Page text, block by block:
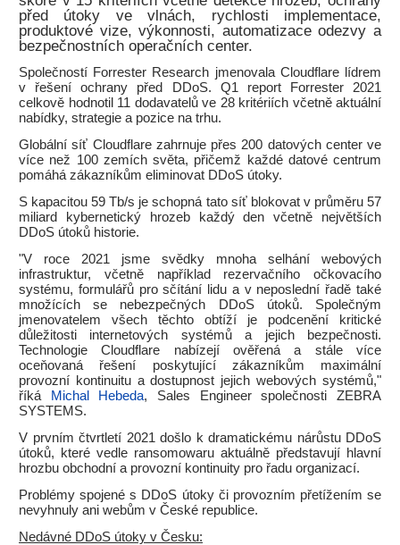
před útoky ve vlnách, rychlosti implementace,
produktové vize, výkonnosti, automatizace odezvy a
bezpečnostních operačních center.
Společností Forrester Research jmenovala Cloudflare lídrem
v řešení ochrany před DDoS. Q1 report Forrester 2021
celkově hodnotil 11 dodavatelů ve 28 kritériích včetně aktuální
nabídky, strategie a pozice na trhu.
Globální síť Cloudflare zahrnuje přes 200 datových center ve
více než 100 zemích světa, přičemž každé datové centrum
pomáhá zákazníkům eliminovat DDoS útoky.
S kapacitou 59 Tb/s je schopná tato síť blokovat v průměru 57
miliard kybernetický hrozeb každý den včetně největších
DDoS útoků historie.
"V roce 2021 jsme svědky mnoha selhání webových
infrastruktur, včetně například rezervačního očkovacího
systému, formulářů pro sčítání lidu a v neposlední řadě také
množících se nebezpečných DDoS útoků. Společným
jmenovatelem všech těchto obtíží je podcenění kritické
důležitosti internetových systémů a jejich bezpečnosti.
Technologie Cloudflare nabízejí ověřená a stále více
oceňovaná řešení poskytující zákazníkům maximální
provozní kontinuitu a dostupnost jejich webových systémů,"
říká
Michal Hebeda, Sales Engineer společnosti ZEBRA
SYSTEMS.
V prvním čtvrtletí 2021 došlo k dramatickému nárůstu DDoS
útoků, které vedle ransomowaru aktuálně představují hlavní
hrozbu obchodní a provozní kontinuity pro řadu organizací.
Problémy spojené s DDoS útoky či provozním přetížením se
nevyhnuly ani webům v České republice.
Nedávné DDoS útoky v Česku: